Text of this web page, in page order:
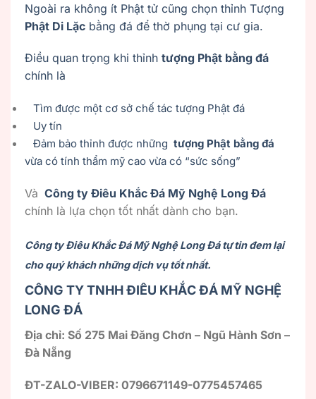
Ngoài ra không ít Phật tử cũng chọn thỉnh Tượng
Phật Di Lặc bằng đá để thờ phụng tại cư gia.
Điều quan trọng khi thỉnh tượng Phật bằng đá
chính là
Tìm được một cơ sở chế tác tượng Phật đá
Uy tín
Đảm bảo thỉnh được những tượng Phật bằng đá
vừa có tính thẩm mỹ cao vừa có “sức sống”
Và Công ty Điêu Khắc Đá Mỹ Nghệ Long Đá
chính là lựa chọn tốt nhất dành cho bạn.
Công ty Điêu Khắc Đá Mỹ Nghệ Long Đá tự tin đem lại
cho quý khách những dịch vụ tốt nhất.
CÔNG TY TNHH ĐIÊU KHẮC ĐÁ MỸ NGHỆ
LONG ĐÁ
Địa chỉ: Số 275 Mai Đăng Chơn – Ngũ Hành Sơn –
Đà Nẵng
ĐT-ZALO-VIBER: 0796671149-0775457465